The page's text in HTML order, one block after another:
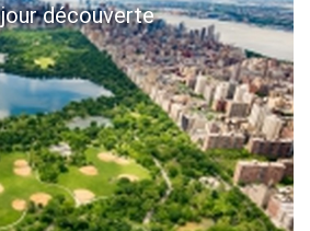
découverte